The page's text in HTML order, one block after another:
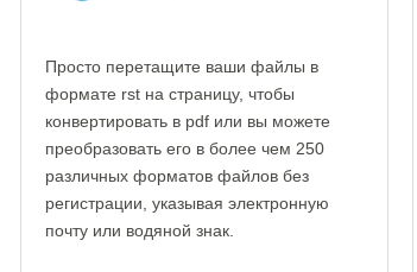
Просто перетащите ваши файлы в
формате rst на страницу, чтобы
конвертировать в pdf или вы можете
преобразовать его в более чем 250
различных форматов файлов без
регистрации, указывая электронную
почту или водяной знак.